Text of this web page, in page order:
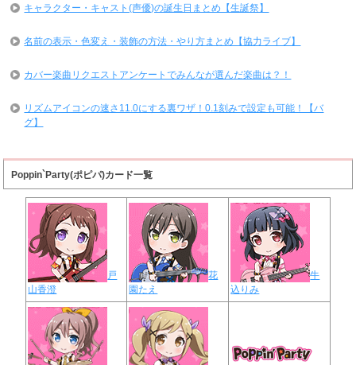
キャラクター・キャスト(声優)の誕生日まとめ【生誕祭】
名前の表示・色変え・装飾の方法・やり方まとめ【協力ライブ】
カバー楽曲リクエストアンケートでみんなが選んだ楽曲は？！
リズムアイコンの速さ11.0にする裏ワザ！0.1刻みで設定も可能！【バ
グ】
Poppin`Party(ポピパ)カード一覧
戸
山香澄
花
園たえ
牛
込りみ